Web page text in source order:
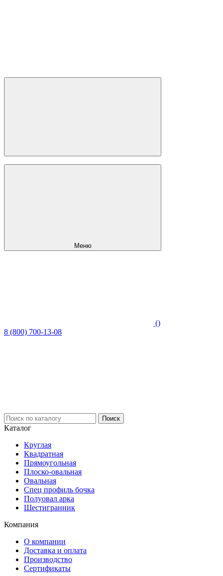
Меню
()
8 (800) 700-13-08
Каталог
Круглая
Квадратная
Прямоугольная
Плоско-овальная
Овальная
Спец профиль бочка
Полуовал арка
Шестигранник
Компания
О компании
Доставка и оплата
Производство
Сертификаты